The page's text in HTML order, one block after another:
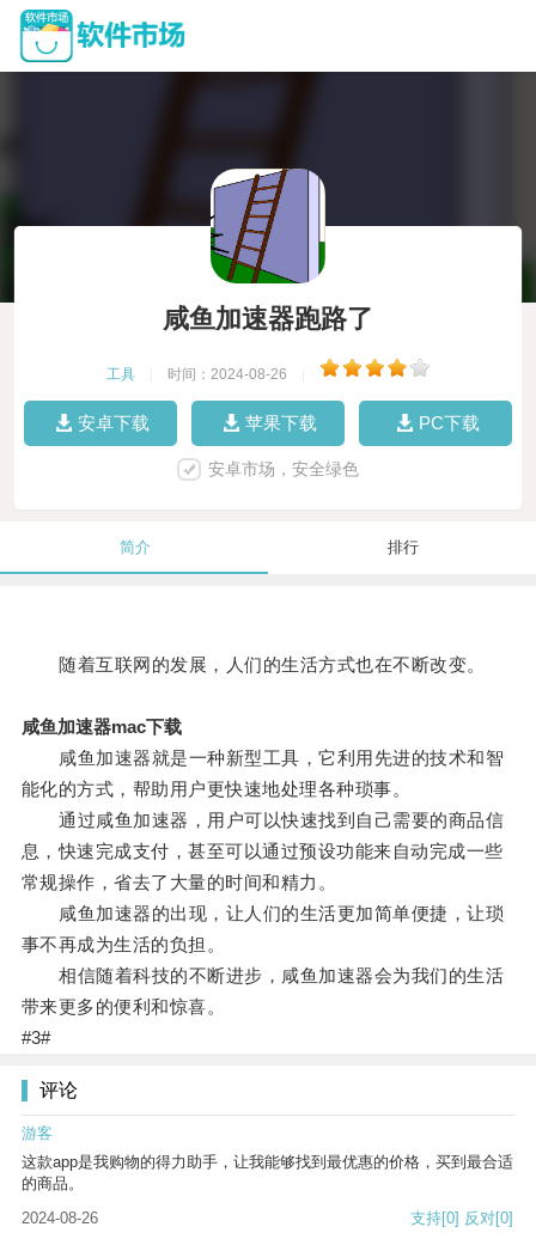
咸鱼加速器跑路了
工具 时间：2024-08-26
安卓下载 苹果下载 PC下载
安卓市场，安全绿色
简介 排行
随着互联网的发展，人们的生活方式也在不断改变。
咸鱼加速器mac下载
咸鱼加速器就是一种新型工具，它利用先进的技术和智
能化的方式，帮助用户更快速地处理各种琐事。
通过咸鱼加速器，用户可以快速找到自己需要的商品信
息，快速完成支付，甚至可以通过预设功能来自动完成一些
常规操作，省去了大量的时间和精力。
咸鱼加速器的出现，让人们的生活更加简单便捷，让琐
事不再成为生活的负担。
相信随着科技的不断进步，咸鱼加速器会为我们的生活
带来更多的便利和惊喜。
#3#
评论
游客
这款app是我购物的得力助手，让我能够找到最优惠的价格，买到最合适
的商品。
2024-08-26
支持[0] 反对[0]